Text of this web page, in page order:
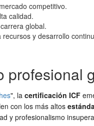
competitivo.
calidad.
global.
y desarrollo
profesional
", la certificación ICF
con los más altos
y profesionalismo